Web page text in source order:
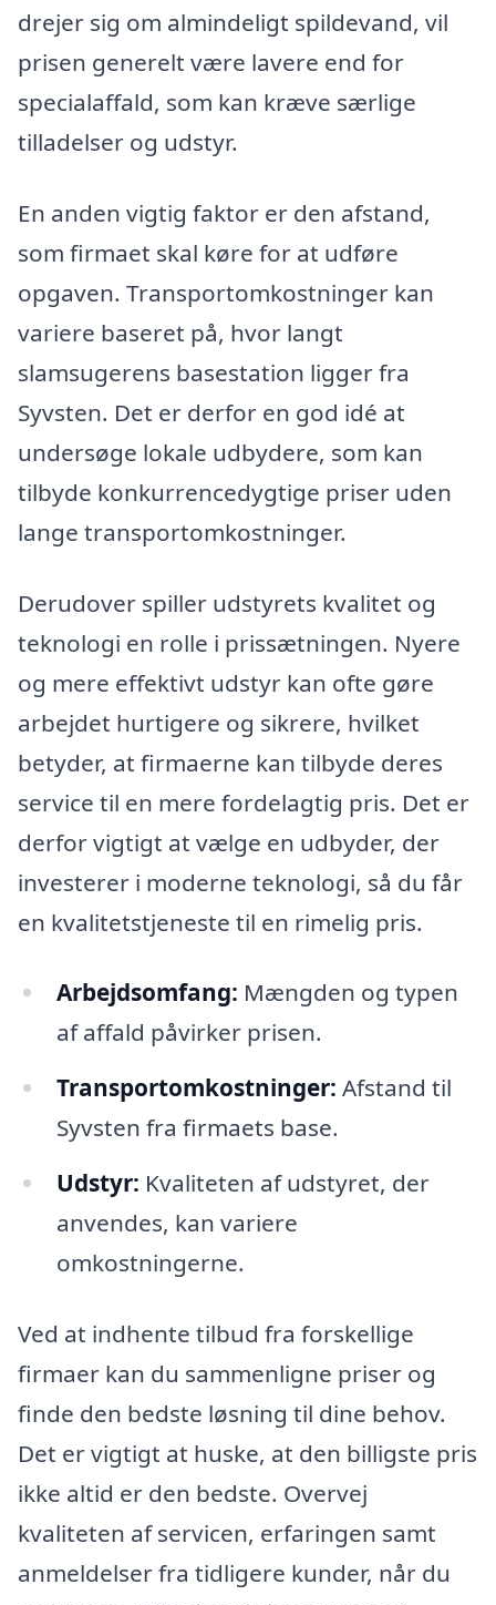
drejer sig om almindeligt spildevand, vil
prisen generelt være lavere end for
specialaffald, som kan kræve særlige
tilladelser og udstyr.
En anden vigtig faktor er den afstand,
som firmaet skal køre for at udføre
opgaven. Transportomkostninger kan
variere baseret på, hvor langt
slamsugerens basestation ligger fra
Syvsten. Det er derfor en god idé at
undersøge lokale udbydere, som kan
tilbyde konkurrencedygtige priser uden
lange transportomkostninger.
Derudover spiller udstyrets kvalitet og
teknologi en rolle i prissætningen. Nyere
og mere effektivt udstyr kan ofte gøre
arbejdet hurtigere og sikrere, hvilket
betyder, at firmaerne kan tilbyde deres
service til en mere fordelagtig pris. Det er
derfor vigtigt at vælge en udbyder, der
investerer i moderne teknologi, så du får
en kvalitetstjeneste til en rimelig pris.
Arbejdsomfang: Mængden og typen
af affald påvirker prisen.
Transportomkostninger: Afstand til
Syvsten fra firmaets base.
Udstyr: Kvaliteten af udstyret, der
anvendes, kan variere
omkostningerne.
Ved at indhente tilbud fra forskellige
firmaer kan du sammenligne priser og
finde den bedste løsning til dine behov.
Det er vigtigt at huske, at den billigste pris
ikke altid er den bedste. Overvej
kvaliteten af servicen, erfaringen samt
anmeldelser fra tidligere kunder, når du